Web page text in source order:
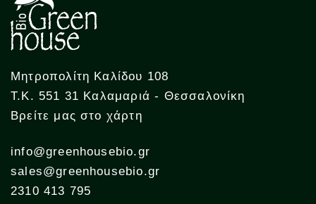
Μητροπολίτη Καλίδου 108
Τ.Κ. 551 31 Καλαμαριά - Θεσσαλονίκη
Βρείτε μας στο χάρτη
info@greenhousebio.gr
sales@greenhousebio.gr
2310 413 795